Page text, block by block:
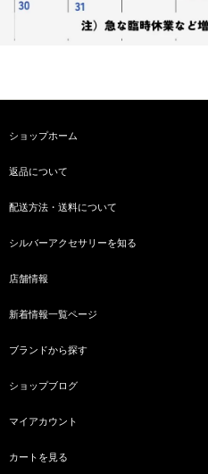
ショップホーム
返品について
配送方法・送料について
シルバーアクセサリーを知る
店舗情報
新着情報一覧ページ
ブランドから探す
ショップブログ
マイアカウント
カートを見る